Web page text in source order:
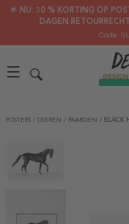
🌟 NU: 30 % KORTING OP
DAGEN
Code:
POSTERS / DIEREN / PAARDEN / BLACK